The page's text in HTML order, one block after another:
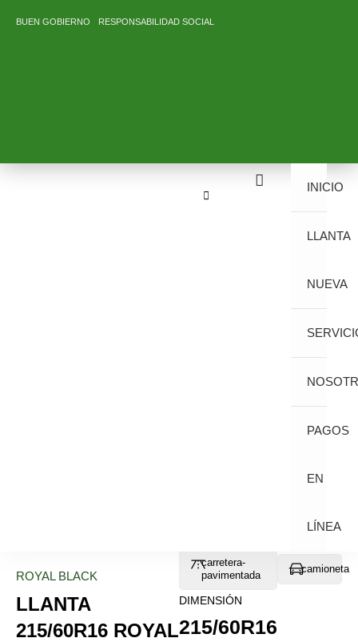
BUEN GOBIERNO RESPONSABILIDAD SOCIAL
INICIO
LLANTA
NUEVA
PAGOS
EN
LÍNEA
ROYAL BLACK
LLANTA
215/60R16 ROYAL
carretera-
pavimentada
camioneta
DIMENSIÓN
215/60R16